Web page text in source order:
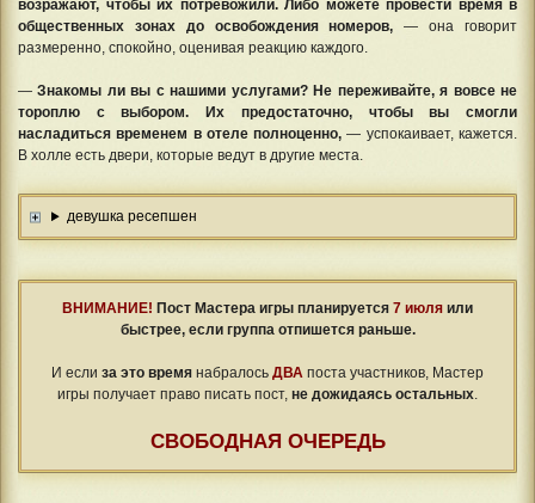
возражают, чтобы их потревожили. Либо можете провести время в
общественных зонах до освобождения номеров, — она говорит
размеренно, спокойно, оценивая реакцию каждого.
— Знакомы ли вы с нашими услугами? Не переживайте, я вовсе не
тороплю с выбором. Их предостаточно, чтобы вы смогли
насладиться временем в отеле полноценно, — успокаивает, кажется.
В холле есть двери, которые ведут в другие места.
девушка ресепшен
ВНИМАНИЕ! Пост Мастера игры планируется 7 июля или
быстрее, если группа отпишется раньше.
И если за это время набралось ДВА поста участников, Мастер
игры получает право писать пост, не дожидаясь остальных
СВОБОДНАЯ ОЧЕРЕДЬ